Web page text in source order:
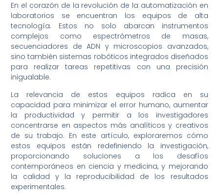
En el corazón de la revolución de la automatización en
laboratorios se encuentran los equipos de alta
tecnología. Estos no solo abarcan instrumentos
complejos como espectrómetros de masas,
secuenciadores de ADN y microscopios avanzados,
sino también sistemas robóticos integrados diseñados
para realizar tareas repetitivas con una precisión
inigualable.
La relevancia de estos equipos radica en su
capacidad para minimizar el error humano, aumentar
la productividad y permitir a los investigadores
concentrarse en aspectos más analíticos y creativos
de su trabajo. En este artículo, exploraremos cómo
estos equipos están redefiniendo la investigación,
proporcionando soluciones a los desafíos
contemporáneos en ciencia y medicina, y mejorando
la calidad y la reproducibilidad de los resultados
experimentales.